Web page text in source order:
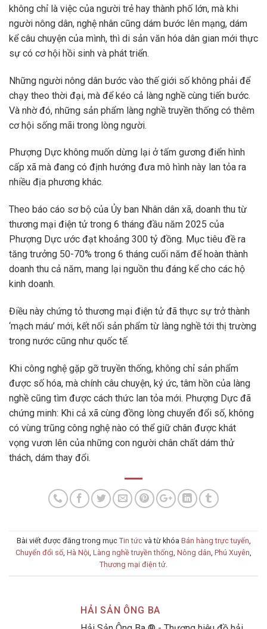
không chỉ là việc của người trẻ hay thành phố lớn, mà khi
người nông dân, nghệ nhân cũng dám bước lên mạng, dám
kể câu chuyện của mình, thì di sản văn hóa dân gian mới thực
sự có cơ hội hồi sinh và phát triển.
Những người nông dân bước vào thế giới số không phải để
chạy theo thời đại, mà để kéo cả làng nghề cùng tiến bước.
Và nhờ đó, những sản phẩm làng nghề truyền thống có thêm
cơ hội sống mãi trong lòng người.
Phượng Dực không muốn dừng lại ở tấm gương điển hình
cấp xã mà đang có định hướng đưa mô hình này lan tỏa ra
nhiều địa phương khác.
Theo báo cáo sơ bộ của Ủy ban Nhân dân xã, doanh thu từ
thương mại điện tử trong 6 tháng đầu năm 2025 của
Phượng Dực ước đạt khoảng 300 tỷ đồng. Mục tiêu đề ra
tăng trưởng 50-70% trong 6 tháng cuối năm để hoàn thành
doanh thu cả năm, mang lại nguồn thu đáng kể cho các hộ
kinh doanh.
Điều này chứng tỏ thương mại điện tử đã thực sự trở thành
‘mạch máu’ mới, kết nối sản phẩm từ làng nghề tới thị trường
trong nước cũng như quốc tế.
Khi công nghệ gặp gỡ truyền thống, không chỉ sản phẩm
được số hóa, mà chính câu chuyện, ký ức, tâm hồn của làng
nghề cũng tìm được cách thức lan tỏa mới. Phượng Dực đã
chứng minh: Khi cả xã cùng đồng lòng chuyển đổi số, không
có vùng trũng công nghệ nào có thể giữ chân được khát
vọng vươn lên của những con người chân chất dám thử
thách, dám thay đổi.
Bài viết được đăng trong mục Tin tứcvà từ khóa Bán hàng trực tuyến,
Chuyển đổi số, Hà Nội, Làng nghề truyền thống, Nông dân, Phú Xuyên,
Thương mại điện tử.
HẢI SẢN ÔNG BA